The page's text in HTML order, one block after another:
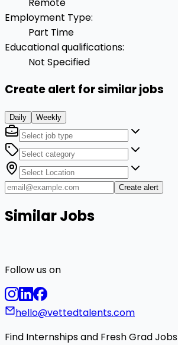
Employment Type:
Part Time
Educational qualifications:
Not Specified
Create alert for similar jobs
Daily Weekly
Create alert
Similar Jobs
Follow us on
hello@vettedtalents.com
Find Internships and Fresh Grad Jobs